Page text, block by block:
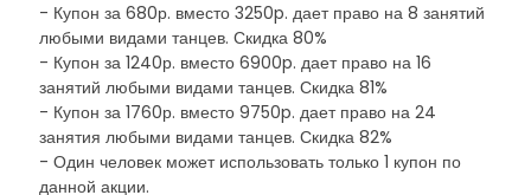
- Купон за 680р. вместо 3250p. дает право на 8 занятий
любыми видами танцев. Скидка 80%
- Купон за 1240р. вместо 6900p. дает право на 16
занятий любыми видами танцев. Скидка 81%
- Купон за 1760р. вместо 9750p. дает право на 24
занятия любыми видами танцев. Скидка 82%
- Один человек может использовать только 1 купон по
данной акции.